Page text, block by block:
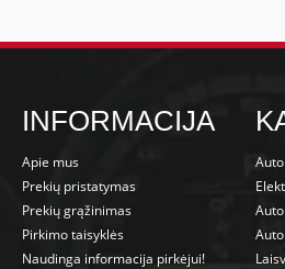
INFORMACIJA
Apie mus
Prekių pristatymas
Prekių grąžinimas
Pirkimo taisyklės
Naudinga informacija pirkėjui!